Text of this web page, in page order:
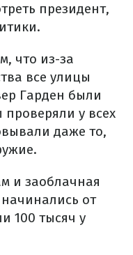
президент,
что из-за
все улицы
Гарден были
у всех
даже то,
и заоблачная
от
100 тысяч у